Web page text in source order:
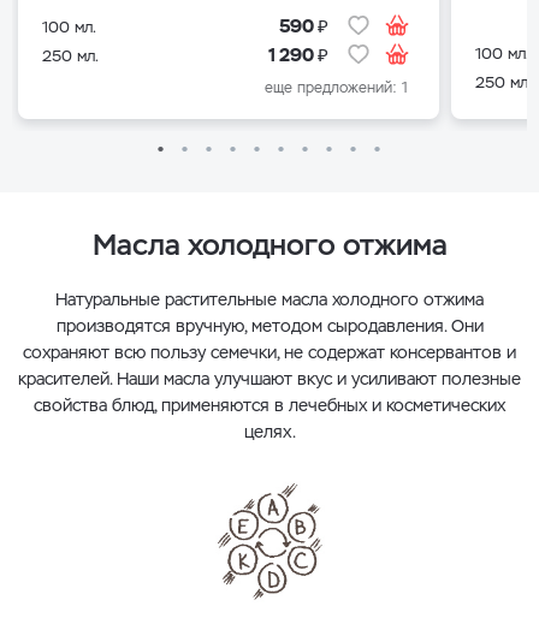
100 мл. 590₽
250 мл. 1 290₽
еще предложений: 1
100 мл.
250 мл.
Масла холодного отжима
Натуральные растительные масла холодного отжима
производятся вручную, методом сыродавления. Они
сохраняют всю пользу семечки, не содержат консервантов и
красителей. Наши масла улучшают вкус и усиливают полезные
свойства блюд, применяются в лечебных и косметических
целях.